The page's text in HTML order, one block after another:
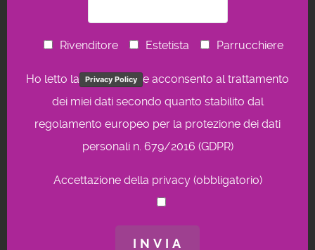
Rivenditore Estetista Parrucchiere
Ho letto la Privacy Policy e acconsento al trattamento
dei miei dati secondo quanto stabilito dal
regolamento europeo per la protezione dei dati
personali n. 679/2016 (GDPR)
Accettazione della privacy (obbligatorio)